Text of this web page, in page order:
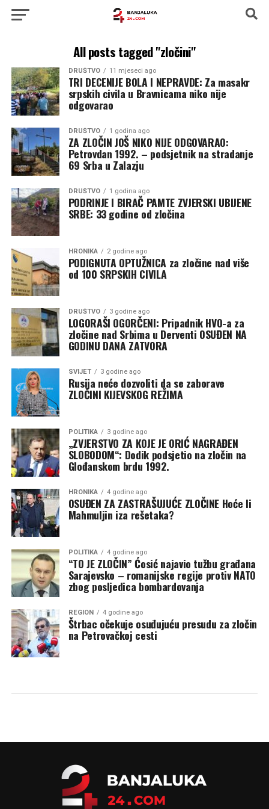
All posts tagged "zločini"
DRUŠTVO 11 mjeseci ago
TRI DECENIJE BOLA I NEPRAVDE: Za masakr
srpskih civila u Bravnicama niko nije
odgovarao
DRUŠTVO 1 godina ago
ZA ZLOČIN JOŠ NIKO NIJE ODGOVARAO:
Petrovdan 1992. – podsjetnik na stradanje
69 Srba u Zalazju
DRUŠTVO 1 godina ago
PODRINJE I BIRAČ PAMTE ZVJERSKI UBIJENE
SRBE: 33 godine od zločina
HRONIKA 2 godine ago
PODIGNUTA OPTUŽNICA za zločine nad više
od 100 SRPSKIH CIVILA
DRUŠTVO 3 godine ago
LOGORAŠI OGORČENI: Pripadnik HVO-a za
zločine nad Srbima u Derventi OSUĐEN NA
GODINU DANA ZATVORA
SVIJET 3 godine ago
Rusija neće dozvoliti da se zaborave
ZLOČINI KIJEVSKOG REŽIMA
POLITIKA 3 godine ago
„ZVJERSTVO ZA KOJE JE ORIĆ NAGRAĐEN
SLOBODOM“: Dodik podsjetio na zločin na
Glođanskom brdu 1992.
HRONIKA 4 godine ago
OSUĐEN ZA ZASTRAŠUJUĆE ZLOČINE Hoće li
Mahmuljin iza rešetaka?
POLITIKA 4 godine ago
“TO JE ZLOČIN” Ćosić najavio tužbu građana
Sarajevsko – romanijske regije protiv NATO
zbog posljedica bombardovanja
REGION 4 godine ago
Štrbac očekuje osuđujuću presudu za zločin
na Petrovačkoj cesti